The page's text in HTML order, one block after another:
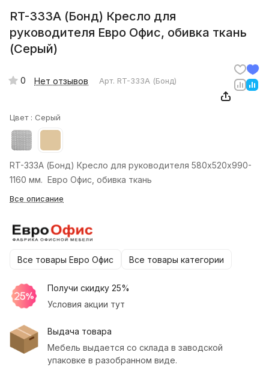
RT-333A (Бонд) Кресло для
руководителя Евро Офис, обивка ткань
(Серый)
0 Нет отзывов Арт. RT-333A (Бонд)
Цвет : Серый
RT-333A (Бонд) Кресло для руководителя 580х520х990-
1160 мм. Евро Офис, обивка ткань
Все описание
Все товары Евро Офис Все товары категории
Получи скидку 25%
Условия акции тут
Выдача товара
Мебель выдается со склада в заводской
упаковке в разобранном виде.